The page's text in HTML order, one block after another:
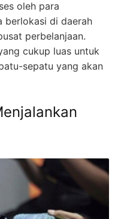
oleh para
berlokasi di daerah
perbelanjaan.
cukup luas untuk
sepatu yang akan